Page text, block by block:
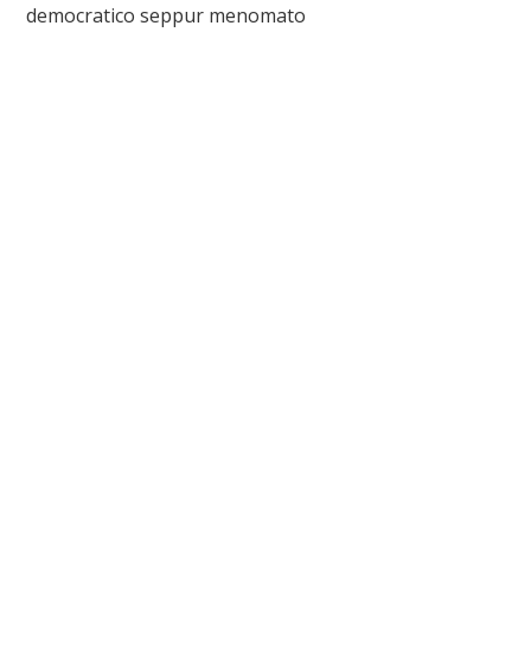
democratico seppur menomato